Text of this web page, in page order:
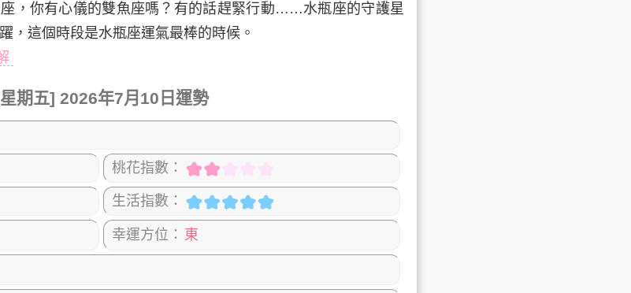
，你有心儀的雙魚座嗎？有的話趕緊行動……水瓶座的守護星
，這個時段是水瓶座運氣最棒的時候。
期五] 2026年7月10日運勢
桃花指數：
生活指數：
幸運方位： 東